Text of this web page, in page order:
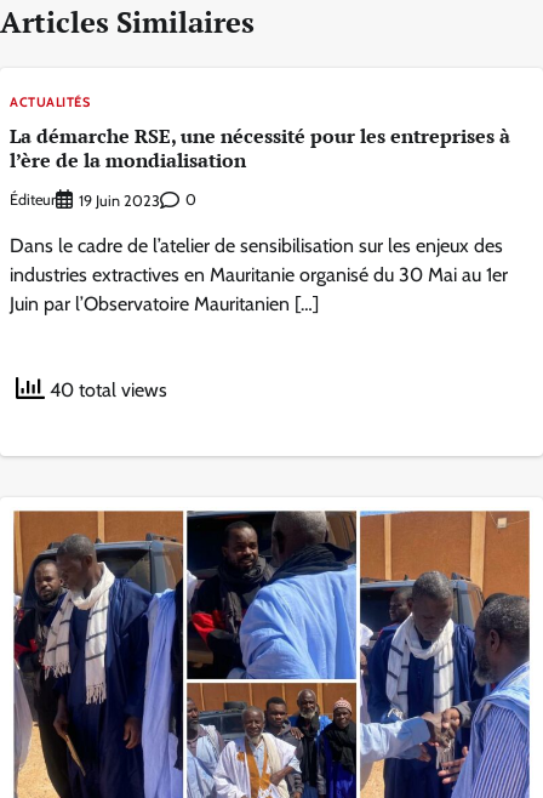
Articles Similaires
ACTUALITÉS
La démarche RSE, une nécessité pour les entreprises à
l’ère de la mondialisation
Éditeur 19 Juin 2023 0
Dans le cadre de l’atelier de sensibilisation sur les enjeux des
industries extractives en Mauritanie organisé du 30 Mai au 1er
Juin par l’Observatoire Mauritanien […]
40 total views